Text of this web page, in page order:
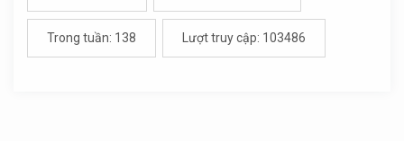
Trong tuần: 138 Lượt truy cập: 103486